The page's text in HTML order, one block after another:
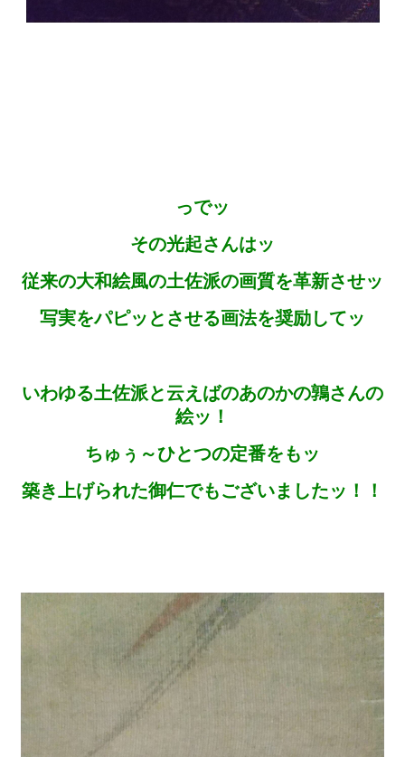
っでッ
その光起さんはッ
従来の大和絵風の土佐派の画質を革新させッ
写実をパピッとさせる画法を奨励してッ
いわゆる土佐派と云えばのあのかの鶉さんの
絵ッ！
ちゅぅ～ひとつの定番をもッ
築き上げられた御仁でもございましたッ！！